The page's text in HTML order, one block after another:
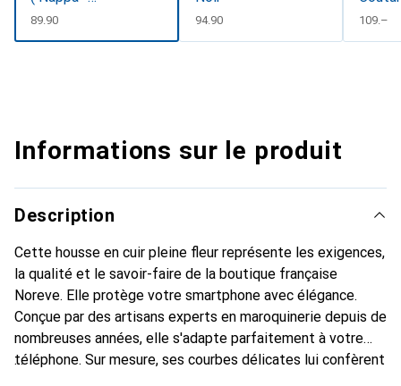
Pantone
#8B4720 )
CHF
89.90 CHF
94.90 CHF
109.–
Informations sur le produit
Description
Cette housse en cuir pleine fleur représente les exigences,
la qualité et le savoir-faire de la boutique française
Noreve. Elle protège votre smartphone avec élégance.
Conçue par des artisans experts en maroquinerie depuis de
nombreuses années, elle s'adapte parfaitement à votre
téléphone. Sur mesure, ses courbes délicates lui confèrent